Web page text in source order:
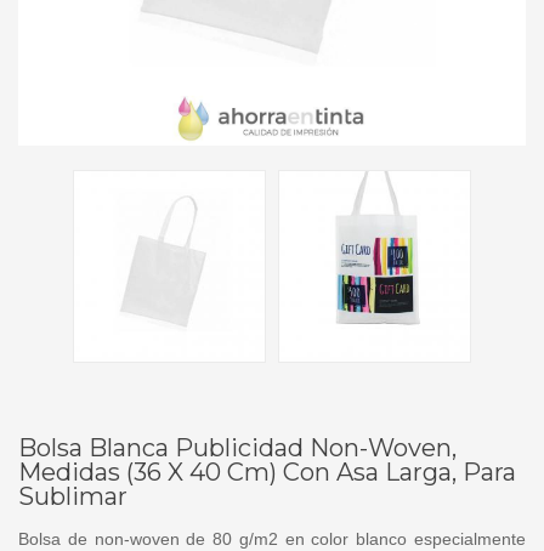
Bolsa Blanca Publicidad Non-Woven,
Medidas (36 X 40 Cm) Con Asa Larga, Para
Sublimar
Bolsa de non-woven de 80 g/m2 en color blanco especialmente